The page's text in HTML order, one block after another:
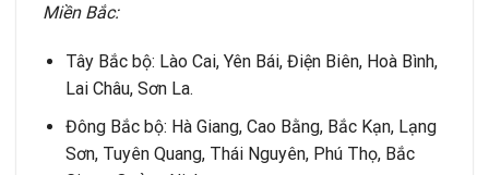
Miền Bắc:
Tây Bắc bộ: Lào Cai, Yên Bái, Điện Biên, Hoà Bình,
Lai Châu, Sơn La.
Đông Bắc bộ: Hà Giang, Cao Bằng, Bắc Kạn, Lạng
Sơn, Tuyên Quang, Thái Nguyên, Phú Thọ, Bắc